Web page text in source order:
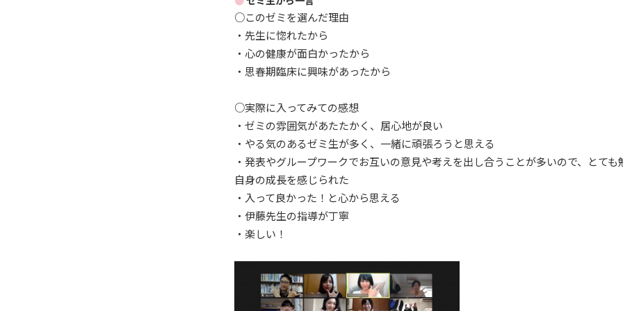
○このゼミを選んだ理由
・先生に惚れたから
・心の健康が面白かったから
・思春期臨床に興味があったから
○実際に入ってみての感想
・ゼミの雰囲気があたたかく、居心地が良い
・やる気のあるゼミ生が多く、一緒に頑張ろうと思える
・発表やグループワークでお互いの意見や考えを出し合うことが多いので、とても
自身の成長を感じられた
・入って良かった！と心から思える
・伊藤先生の指導が丁寧
・楽しい！